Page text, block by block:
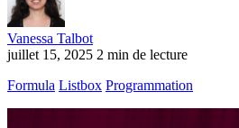
Vanessa Talbot
juillet 15, 2025 2 min de lecture
Formula Listbox Programmation